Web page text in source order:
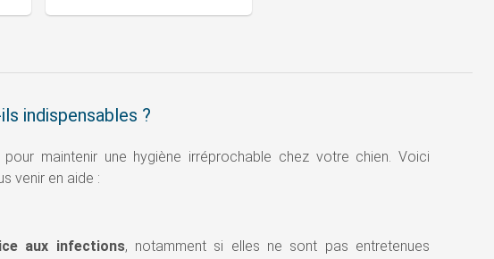
indispensables ?
maintenir une hygiène irréprochable chez votre chien. Voici
venir en aide :
aux infections, notamment si elles ne sont pas entretenues